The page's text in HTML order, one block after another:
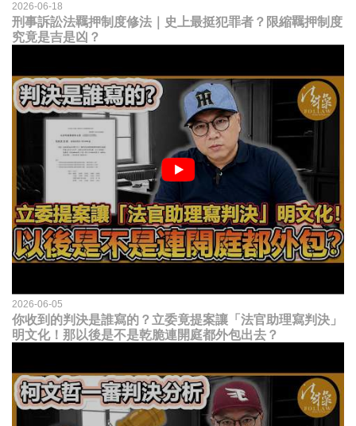
2026-06-18
刑事訴訟法羈押制度修法｜史上最挺犯罪者？限縮羈押制度
究竟是吉是凶？
2026-06-05
你收到的判決是誰寫的？立委竟提案讓「法官助理寫判決」
明文化！那以後是不是乾脆連開庭都外包出去？